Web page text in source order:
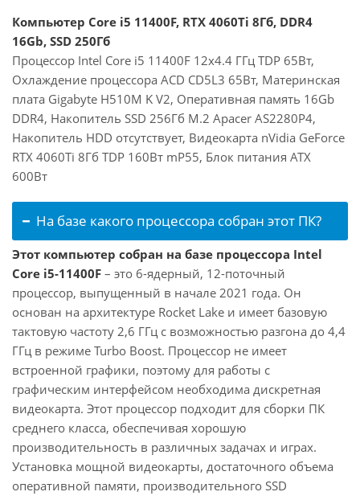
Компьютер Core i5 11400F, RTX 4060Ti 8Гб, DDR4
16Gb, SSD 250Гб
Процессор Intel Core i5 11400F 12x4.4 ГГц TDP 65Вт,
Охлаждение процессора ACD CD5L3 65Вт, Материнская
плата Gigabyte H510M K V2, Оперативная память 16Gb
DDR4, Накопитель SSD 256Гб M.2 Apacer AS2280P4,
Накопитель HDD отсутствует, Видеокарта nVidia GeForce
RTX 4060Ti 8Гб TDP 160Вт mP55, Блок питания ATX
600Вт
На базе какого процессора собран этот ПК?
Этот компьютер собран на базе процессора Intel
Core i5-11400F – это 6-ядерный, 12-поточный
процессор, выпущенный в начале 2021 года. Он
основан на архитектуре Rocket Lake и имеет базовую
тактовую частоту 2,6 ГГц с возможностью разгона до 4,4
ГГц в режиме Turbo Boost. Процессор не имеет
встроенной графики, поэтому для работы с
графическим интерфейсом необходима дискретная
видеокарта. Этот процессор подходит для сборки ПК
среднего класса, обеспечивая хорошую
производительность в различных задачах и играх.
Установка мощной видеокарты, достаточного объема
оперативной памяти, производительного SSD